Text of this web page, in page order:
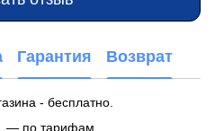
Гарантия Возврат
- бесплатно.
— по тарифам